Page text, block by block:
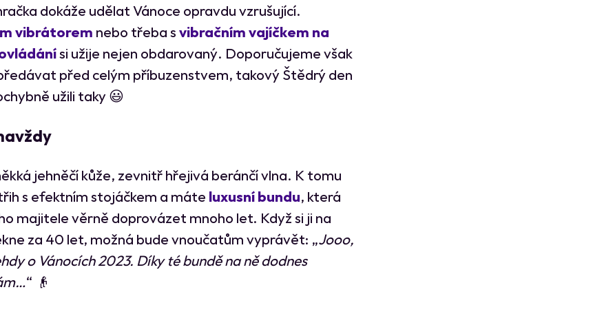
dokáže udělat Vánoce opravdu vzrušující.
vibrátorem nebo třeba svibračním vajíčkem na
si užije nejen obdarovaný. Doporučujeme však
před celým příbuzenstvem, takový Štědrý den
užili taky 😃
jehněčí kůže, zevnitř hřejivá beránčí vlna. K tomu
s efektním stojáčkem a máte luxusní bundu, která
majitele věrně doprovázet mnoho let. Když si ji na
za 40 let, možná bude vnoučatům vyprávět: „Jooo,
o Vánocích 2023. Díky té bundě na ně dodnes
“ 👴